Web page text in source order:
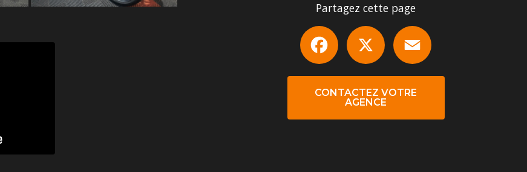
Partagez cette page
Facebook
CONTACTEZ VOTRE
AGENCE